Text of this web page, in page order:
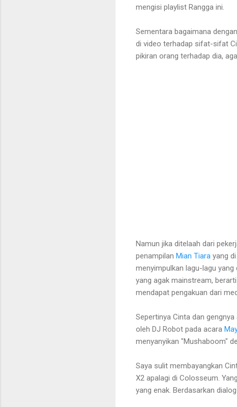
mengisi playlist Rangga ini.
Sementara bagaimana
di video terhadap sifat-sifat
pikiran orang terhadap dia,
Namun jika ditelaah dari
penampilan Mian Tiara yang
menyimpulkan lagu-lagu
yang agak mainstream,
mendapat pengakuan dari
Sepertinya Cinta dan
oleh DJ Robot pada acara
menyanyikan "Mushaboom"
Saya sulit membayangkan
X2 apalagi di Colosseum.
yang enak. Berdasarkan